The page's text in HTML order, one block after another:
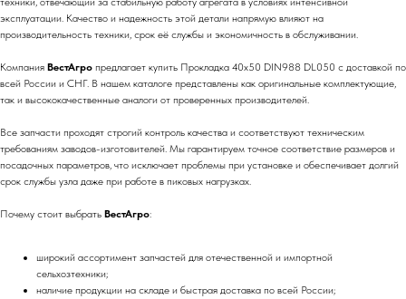
эксплуатации. Качество и надежность этой детали напрямую влияют на
производительность техники, срок её службы и экономичность в обслуживании.
Компания ВестАгро предлагает купить Прокладка 40х50 DIN988 DL050 с доставкой по
всей России и СНГ. В нашем каталоге представлены как оригинальные комплектующие,
так и высококачественные аналоги от проверенных производителей.
Все запчасти проходят строгий контроль качества и соответствуют техническим
требованиям заводов-изготовителей. Мы гарантируем точное соответствие размеров и
посадочных параметров, что исключает проблемы при установке и обеспечивает долгий
срок службы узла даже при работе в пиковых нагрузках.
Почему стоит выбрать ВестАгро:
широкий ассортимент запчастей для отечественной и импортной
сельхозтехники;
наличие продукции на складе и быстрая доставка по всей России;